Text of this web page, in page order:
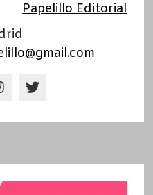
Papelillo Editorial